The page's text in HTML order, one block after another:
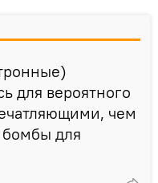
для вероятного
чем
для